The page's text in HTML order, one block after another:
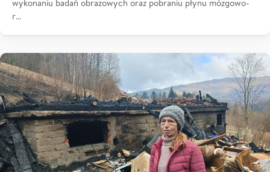
wykonaniu badań obrazowych oraz pobraniu płynu mózgowo-
r…